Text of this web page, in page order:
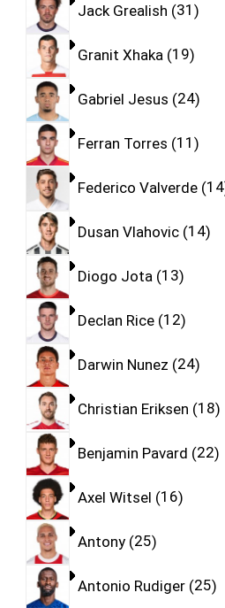
Jack Grealish 31
Granit Xhaka 19
Gabriel Jesus 24
Ferran Torres 11
Federico Valverde 14
Dusan Vlahovic 14
Diogo Jota 13
Declan Rice 12
Darwin Nunez 24
Christian Eriksen 18
Benjamin Pavard 22
Axel Witsel 16
Antony 25
Antonio Rudiger 25